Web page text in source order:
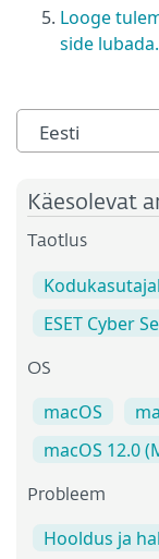
Looge
side lubada.
Eesti
Käesolevat
Taotlus
ESET Cyber
OS
macOS
macOS 12.0
Probleem
Hooldus ja